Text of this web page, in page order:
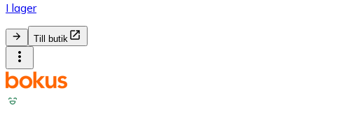
I lager
Till butik